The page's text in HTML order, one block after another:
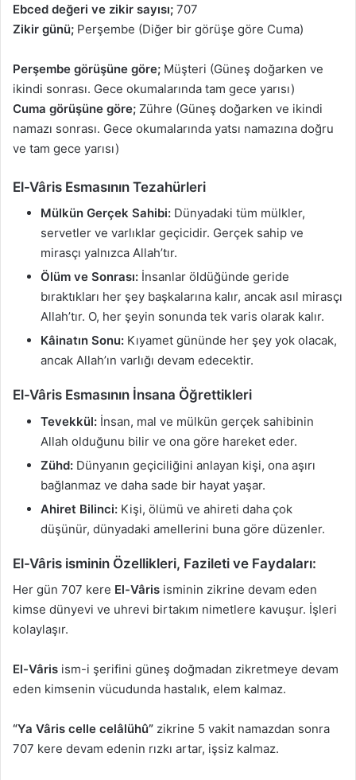
Ebced değeri ve zikir sayısı; 707
Zikir günü; Perşembe (Diğer bir görüşe göre Cuma)
Perşembe görüşüne göre; Müşteri (Güneş doğarken ve
ikindi sonrası. Gece okumalarında tam gece yarısı)
Cuma görüşüne göre; Zühre (Güneş doğarken ve ikindi
namazı sonrası. Gece okumalarında yatsı namazına doğru
ve tam gece yarısı)
El-Vâris Esmasının Tezahürleri
Mülkün Gerçek Sahibi: Dünyadaki tüm mülkler,
servetler ve varlıklar geçicidir. Gerçek sahip ve
mirasçı yalnızca Allah’tır.
Ölüm ve Sonrası: İnsanlar öldüğünde geride
bıraktıkları her şey başkalarına kalır, ancak asıl mirasçı
Allah’tır. O, her şeyin sonunda tek varis olarak kalır.
Kâinatın Sonu: Kıyamet gününde her şey yok olacak,
ancak Allah’ın varlığı devam edecektir.
El-Vâris Esmasının İnsana Öğrettikleri
Tevekkül: İnsan, mal ve mülkün gerçek sahibinin
Allah olduğunu bilir ve ona göre hareket eder.
Zühd: Dünyanın geçiciliğini anlayan kişi, ona aşırı
bağlanmaz ve daha sade bir hayat yaşar.
Ahiret Bilinci: Kişi, ölümü ve ahireti daha çok
düşünür, dünyadaki amellerini buna göre düzenler.
El-Vâris isminin Özellikleri, Fazileti ve Faydaları:
Her gün 707 kere El-Vâris isminin zikrine devam eden
kimse dünyevi ve uhrevi birtakım nimetlere kavuşur. İşleri
kolaylaşır.
El-Vâris ism-i şerifini güneş doğmadan zikretmeye devam
eden kimsenin vücudunda hastalık, elem kalmaz.
“Ya Vâris celle celâlühû” zikrine 5 vakit namazdan sonra
707 kere devam edenin rızkı artar, işsiz kalmaz.